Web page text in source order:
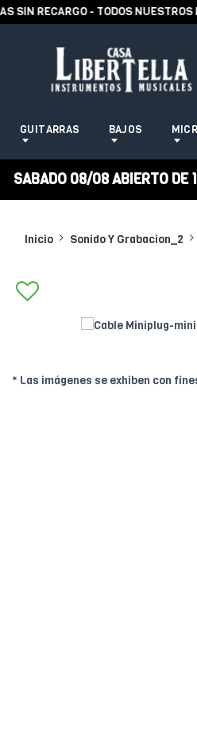
RECARGO - TODOS NUESTROS
GUITARRAS BAJOS
SABADO 08/08 ABIERTO
Inicio Sonido Y Grabacion_2
* Las imágenes se exhiben con